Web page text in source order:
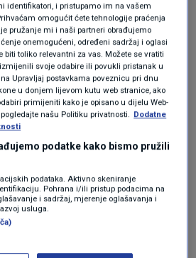
Oglas
Oglas
identifikatori, i pristupamo im na vašem
omogućit ćete tehnologije praćenja
pružanje mi i naši partneri obrađujemo
onemogućeni, određeni sadržaj i oglasi
toliko relevantni za vas. Možete se vratiti
svoje odabire ili povukli pristanak u
Upravljaj postavkama poveznicu pri dnu
u donjem lijevom kutu web stranice, ako
primijeniti kako je opisano u dijelu Web-
našu Politiku privatnosti. Dodatne
podatke kako bismo pružili
podataka. Aktivno skeniranje
Pohrana i/ili pristup podacima na
i sadržaj, mjerenje oglašavanja i
usluga.